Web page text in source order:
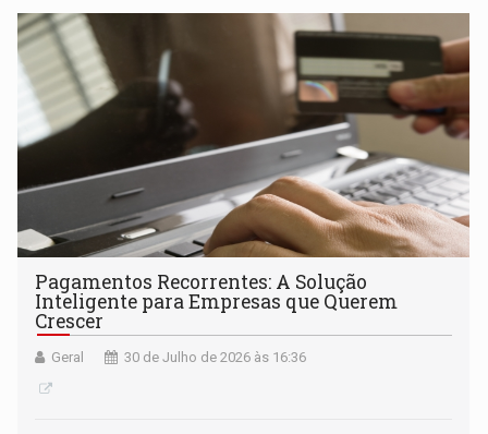
Pagamentos Recorrentes: A Solução
Inteligente para Empresas que Querem
Crescer
Geral 30 de Julho de 2026 às 16:36